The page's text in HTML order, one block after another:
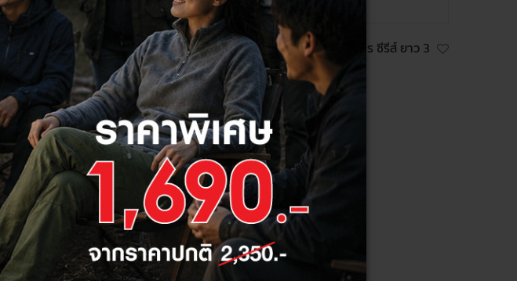
HI-TEK สายไฟวินเทจ เรโทร ซีรีส์ ยาว 3
เมตร พร้อมปลั๊กเสียบ
255 ฿
179 ฿
HI-TEK สายไฟวินเทจ เรโทร ซีรีส์ ยาว 3
เมตร พร้อมปลั๊กเสียบ
220 ฿
175 ฿